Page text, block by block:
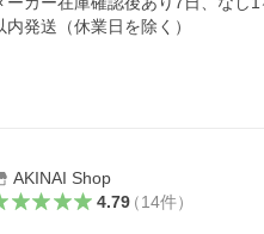
内発送（休業日を除く）
AKINAI Shop
4.79（14件）